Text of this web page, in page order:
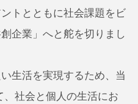
トとともに社会課題をビ
企業」へと舵を切りまし
生活を実現するため、当
社会と個人の生活にお